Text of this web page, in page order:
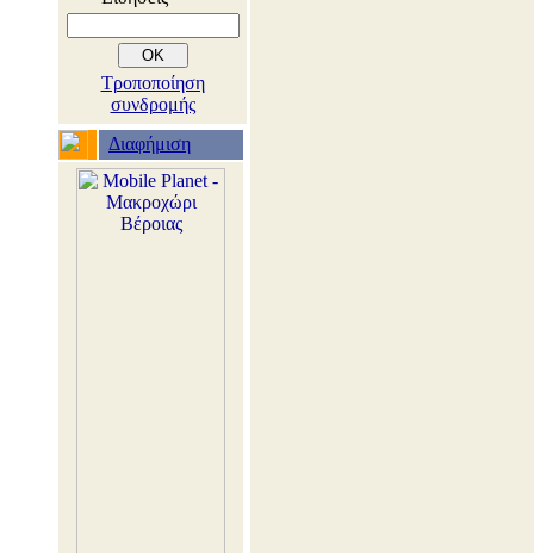
Τροποποίηση
συνδρομής
Διαφήμιση